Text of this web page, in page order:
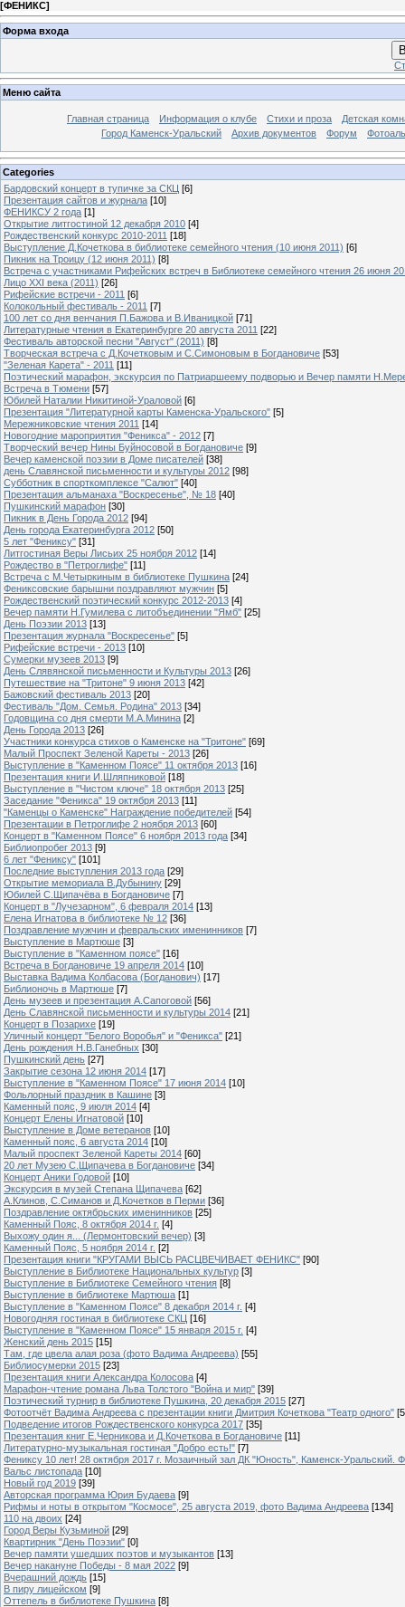
[ФЕНИКС]
Форма входа
Меню сайта
Главная страница Информация о клубе Стихи и проза
Детская
Город Каменск-Уральский
Архив документов Форум
Categories
Бардовский концерт в тупичке за СКЦ [6]
Презентация сайтов и журнала [10]
ФЕНИКСУ 2 года [1]
Открытие литгостиной 12 декабря 2010 [4]
Рождественский конкурс 2010-2011 [18]
Выступление Д.Кочеткова в библиотеке семейного чтения (10 июня 2011) [6]
Пикник на Троицу (12 июня 2011) [8]
Встреча с участниками Рифейских встреч в Библиотеке семейного чтения 26 июня
Лицо XXI века (2011) [26]
Рифейские встречи - 2011 [6]
Колокольный фестиваль - 2011 [7]
100 лет со дня венчания П.Бажова и В.Иваницкой [71]
Литературные чтения в Екатеринбурге 20 августа 2011 [22]
Фестиваль авторской песни "Август" (2011) [8]
Творческая встреча с Д.Кочетковым и С.Симоновым в Богдановиче [53]
"Зеленая Карета" - 2011 [11]
Поэтический марафон, экскурсия по Патриаршеему подворью и Вечер памяти
Встреча в Тюмени [57]
Юбилей Наталии Никитиной-Ураловой [6]
Презентация "Литературной карты Каменска-Уральского" [5]
Мережниковские чтения 2011 [14]
Новогодние мароприятия "Феникса" - 2012 [7]
Творческий вечер Нины Буйносовой в Богдановиче [9]
Вечер каменской поэзии в Доме писателей [38]
день Славянской письменности и культуры 2012 [98]
Субботник в спорткомплексе "Салют" [40]
Презентация альманаха "Воскресенье", № 18 [40]
Пушкинский марафон [30]
Пикник в День Города 2012 [94]
День города Екатеринбурга 2012 [50]
5 лет "Фениксу" [31]
Литгостиная Веры Лисьих 25 ноября 2012 [14]
Рождество в "Петроглифе" [11]
Встреча с М.Четыркиным в библиотеке Пушкина [24]
Фениксовские барышни поздравляют мужчин [5]
Рождественский поэтический конкурс 2012-2013 [4]
Вечер памяти Н.Гумилева с литобъединении "Ямб" [25]
День Поэзии 2013 [13]
Презентация журнала "Воскресенье" [5]
Рифейские встречи - 2013 [10]
Сумерки музеев 2013 [9]
День Слявянской письменности и Культуры 2013 [26]
Путешествие на "Тритоне" 9 июня 2013 [42]
Бажовский фестиваль 2013 [20]
Фестиваль "Дом. Семья. Родина" 2013 [34]
Годовщина со дня смерти М.А.Минина [2]
День Города 2013 [26]
Участники конкурса стихов о Каменске на "Тритоне" [69]
Малый Проспект Зеленой Кареты - 2013 [26]
Выступление в "Каменном Поясе" 11 октября 2013 [16]
Презентация книги И.Шляпниковой [18]
Выступление в "Чистом ключе" 18 октября 2013 [25]
Заседание "Феникса" 19 октября 2013 [11]
"Каменцы о Каменске" Награждение победителей [54]
Презентации в Петроглифе 2 ноября 2013 [60]
Концерт в "Каменном Поясе" 6 ноября 2013 года [34]
Библиопробег 2013 [9]
6 лет "Фениксу" [101]
Последние выступления 2013 года [29]
Открытие мемориала В.Дубынину [29]
Юбилей С.Щипачёва в Богдановиче [7]
Концерт в "Лучезарном", 6 февраля 2014 [13]
Елена Игнатова в библиотеке № 12 [36]
Поздравление мужчин и февральских именинников [7]
Выступление в Мартюше [3]
Выступление в "Каменном поясе" [16]
Встреча в Богдановиче 19 апреля 2014 [10]
Выставка Вадима Колбасова (Богданович) [17]
Библионочь в Мартюше [7]
День музеев и презентация А.Сапоговой [56]
День Славянской письменности и культуры 2014 [21]
Концерт в Позарихе [19]
Уличный концерт "Белого Воробья" и "Феникса" [21]
День рождения Н.В.Ганебных [30]
Пушкинский день [27]
Закрытие сезона 12 июня 2014 [17]
Выступление в "Каменном Поясе" 17 июня 2014 [10]
Фольлорный праздник в Кашине [3]
Каменный пояс, 9 июля 2014 [4]
Концерт Елены Игнатовой [10]
Выступление в Доме ветеранов [10]
Каменный пояс, 6 августа 2014 [10]
Малый проспект Зеленой Кареты 2014 [60]
20 лет Музею С.Щипачева в Богдановиче [34]
Концерт Аники Годовой [10]
Экскурсия в музей Степана Щипачева [62]
А.Клинов, С.Симанов и Д.Кочетков в Перми [36]
Поздравление октябрьских именинников [25]
Каменный Пояс, 8 октября 2014 г. [4]
Выхожу один я... (Лермонтовский вечер) [3]
Каменный Пояс, 5 ноября 2014 г. [2]
Презентация книги "КРУГАМИ ВЫСЬ РАСЦВЕЧИВАЕТ ФЕНИКС" [90]
Выступление в Библиотеке Национальных культур [3]
Выступление в Библиотеке Семейного чтения [8]
Выступление в библиотеке Мартюша [1]
Выступление в "Каменном Поясе" 8 декабря 2014 г. [4]
Новогодняя гостиная в библиотеке СКЦ [16]
Выступление в "Каменном Поясе" 15 января 2015 г. [4]
Женский день 2015 [15]
Там, где цвела алая роза (фото Вадима Андреева) [55]
Библиосумерки 2015 [23]
Презентация книги Александра Колосова [4]
Марафон-чтение романа Льва Толстого "Война и мир" [39]
Поэтический турнир в библиотеке Пушкина, 20 декабря 2015 [27]
Фотоотчёт Вадима Андреева с презентации книги Дмитрия Кочеткова "Театр одного"
Подведение итогов Рождественского конкурса 2017 [35]
Презентация книг Е.Черникова и Д.Кочеткова в Богдановиче [11]
Литературно-музыкальная гостиная "Добро есть!" [7]
Фениксу 10 лет! 28 октября 2017 г. Мозаичный зал ДК "Юность", Каменск-Уральский.
Вальс листопада [10]
Новый год 2019 [39]
Авторская программа Юрия Будаева [9]
Рифмы и ноты в открытом "Космосе", 25 августа 2019, фото Вадима Андреева [134]
110 на двоих [24]
Город Веры Кузьминой [29]
Квартирник "День Поэзии" [0]
Вечер памяти ушедших поэтов и музыкантов [13]
Вечер накануне Победы - 8 мая 2022 [9]
Вчерашний дождь [15]
В пиру лицейском [9]
Оттепель в библиотеке Пушкина [8]